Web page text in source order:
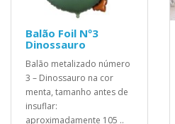
Balão Foil Nº3
Dinossauro
Balão metalizado número
3 – Dinossauro na cor
menta, tamanho antes de
insuflar:
aproximadamente 105 ..